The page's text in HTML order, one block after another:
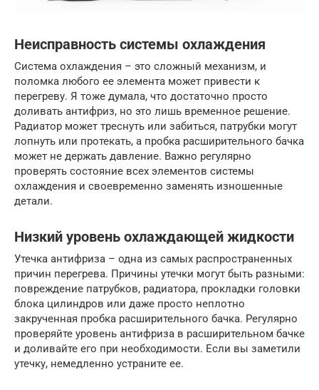
Неисправность системы охлаждения
Система охлаждения – это сложный механизм, и
поломка любого ее элемента может привести к
перегреву. Я тоже думала, что достаточно просто
доливать антифриз, но это лишь временное решение.
Радиатор может треснуть или забиться, патрубки могут
лопнуть или протекать, а пробка расширительного бачка
может не держать давление. Важно регулярно
проверять состояние всех элементов системы
охлаждения и своевременно заменять изношенные
детали.
Низкий уровень охлаждающей жидкости
Утечка антифриза – одна из самых распространенных
причин перегрева. Причины утечки могут быть разными:
повреждение патрубков, радиатора, прокладки головки
блока цилиндров или даже просто неплотно
закрученная пробка расширительного бачка. Регулярно
проверяйте уровень антифриза в расширительном бачке
и доливайте его при необходимости. Если вы заметили
утечку, немедленно устраните ее.